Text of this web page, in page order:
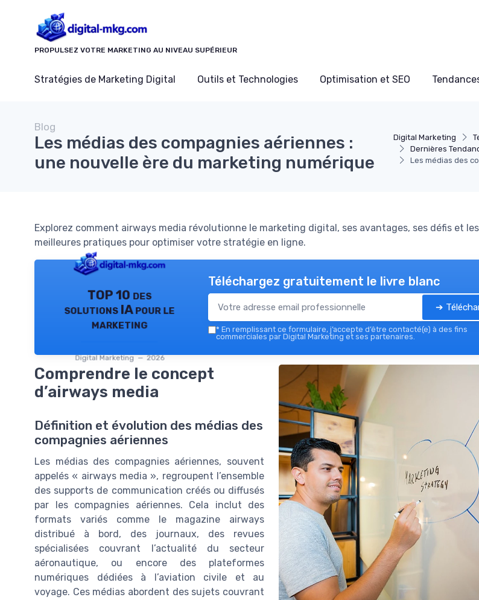
PROPULSEZ VOTRE MARKETING AU NIVEAU SUPÉRIEUR
Stratégies de Marketing Digital Outils et Technologies Optimisation et SEO
Digital Marketing
Dernières
Les médias des
Blog
Les médias des compagnies aériennes :
une nouvelle ère du marketing numérique
Explorez comment airways media révolutionne le marketing digital, ses avantages, ses défis et les
meilleures pratiques pour optimiser votre stratégie en ligne.
TOP 10 des
solutions IA pour le
marketing
Digital Marketing — 2026
Téléchargez gratuitement le livre blanc
➔
* En remplissant ce formulaire, j’accepte d’être contacté(e) à des fins
commerciales par Digital Marketing et ses partenaires.
Comprendre le concept
d’airways media
Définition et évolution des médias des
compagnies aériennes
Les médias des compagnies aériennes, souvent
appelés « airways media », regroupent l’ensemble
des supports de communication créés ou diffusés
par les compagnies aériennes. Cela inclut des
formats variés comme le magazine airways
distribué à bord, des journaux, des revues
spécialisées couvrant l’actualité du secteur
aéronautique, ou encore des plateformes
numériques dédiées à l’aviation civile et au
voyage. Ces médias abordent des sujets couvrant